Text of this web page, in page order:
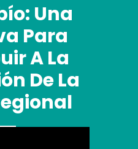
Una
Para
A La
De La